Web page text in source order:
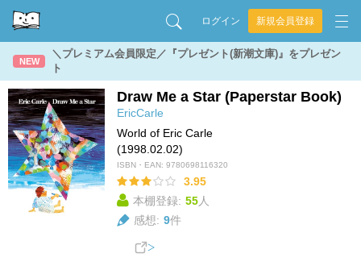
ログイン 新規会員登録
NEW
＼プレミアム会員限定／『プレゼント(新潮文庫)』をプレゼン
ト
Draw Me a Star (Paperstar Book)
EricCarle
World of Eric Carle
(1998.02.02)
ISBN・EAN: 9780698116320
3.95
本棚登録: 55人
感想: 9件